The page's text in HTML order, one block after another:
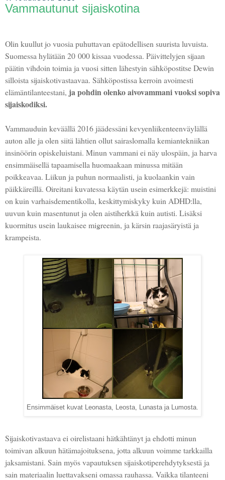
Vammautunut sijaiskotina
Olin kuullut jo vuosia puhuttavan epätodellisen suurista luvuista.
Suomessa hylätään 20 000 kissaa vuodessa. Päivittelyjen sijaan
päätin vihdoin toimia ja vuosi sitten lähestyin sähköpostitse Dewin
silloista sijaiskotivastaavaa. Sähköpostissa kerroin avoimesti
elämäntilanteestani, ja pohdin olenko aivovammani vuoksi sopiva
sijaiskodiksi.
Vammauduin keväällä 2016 jäädessäni kevyenliikenteenväylällä
auton alle ja olen siitä lähtien ollut sairaslomalla kemiantekniikan
insinöörin opiskeluistani. Minun vammani ei näy ulospäin, ja harva
ensimmäisellä tapaamisella huomaakaan minussa mitään
poikkeavaa. Liikun ja puhun normaalisti, ja kuolaankin vain
päikkäreillä. Oireitani kuvatessa käytän usein esimerkkejä: muistini
on kuin varhaisdementikolla, keskittymiskyky kuin ADHD:lla,
uuvun kuin masentunut ja olen aistiherkkä kuin autisti. Lisäksi
kuormitus usein laukaisee migreenin, ja kärsin raajasäryistä ja
krampeista.
Ensimmäiset kuvat Leonasta, Leosta, Lunasta ja Lumosta.
Sijaiskotivastaava ei oirelistaani hätkähtänyt ja ehdotti minun
toimivan alkuun hätämajoituksena, jotta alkuun voimme tarkkailla
jaksamistani. Sain myös vapautuksen sijaiskotiperehdytyksestä ja
sain materiaalin luettavakseni omassa rauhassa. Vaikka tilanteeni